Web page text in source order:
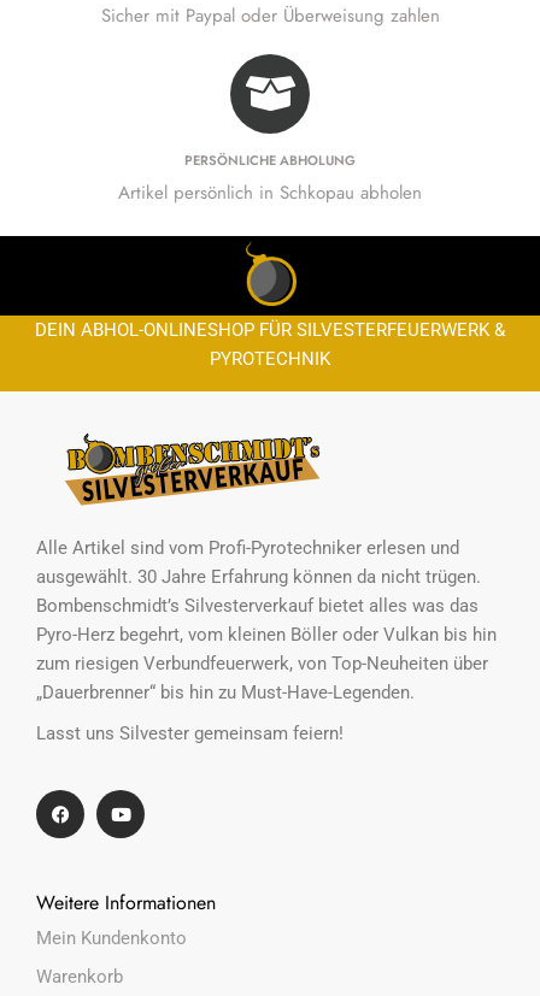
Sicher mit Paypal oder Überweisung zahlen
PERSÖNLICHE ABHOLUNG
Artikel persönlich in Schkopau abholen
DEIN ABHOL-ONLINESHOP FÜR SILVESTERFEUERWERK &
PYROTECHNIK
Alle Artikel sind vom Profi-Pyrotechniker erlesen und
ausgewählt. 30 Jahre Erfahrung können da nicht trügen.
Bombenschmidt’s Silvesterverkauf bietet alles was das
Pyro-Herz begehrt, vom kleinen Böller oder Vulkan bis hin
zum riesigen Verbundfeuerwerk, von Top-Neuheiten über
„Dauerbrenner“ bis hin zu Must-Have-Legenden.
Lasst uns Silvester gemeinsam feiern!
Weitere Informationen
Mein Kundenkonto
Warenkorb